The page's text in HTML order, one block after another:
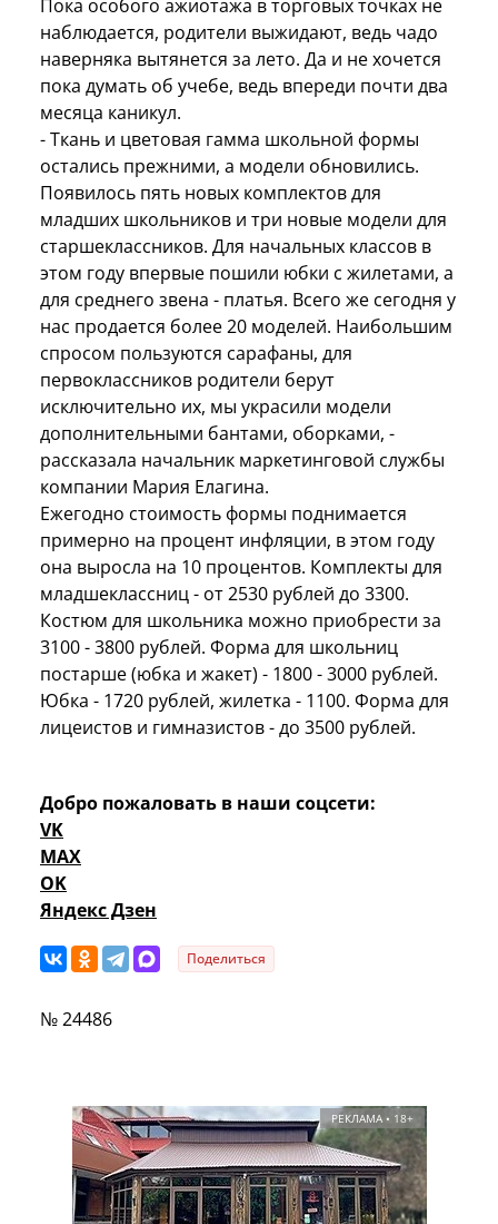
Пока особого ажиотажа в торговых точках не
наблюдается, родители выжидают, ведь чадо
наверняка вытянется за лето. Да и не хочется
пока думать об учебе, ведь впереди почти два
месяца каникул.
- Ткань и цветовая гамма школьной формы
остались прежними, а модели обновились.
Появилось пять новых комплектов для
младших школьников и три новые модели для
старшеклассников. Для начальных классов в
этом году впервые пошили юбки с жилетами, а
для среднего звена - платья. Всего же сегодня у
нас продается более 20 моделей. Наибольшим
спросом пользуются сарафаны, для
первоклассников родители берут
исключительно их, мы украсили модели
дополнительными бантами, оборками, -
рассказала начальник маркетинговой службы
компании Мария Елагина.
Ежегодно стоимость формы поднимается
примерно на процент инфляции, в этом году
она выросла на 10 процентов. Комплекты для
младшеклассниц - от 2530 рублей до 3300.
Костюм для школьника можно приобрести за
3100 - 3800 рублей. Форма для школьниц
постарше (юбка и жакет) - 1800 - 3000 рублей.
Юбка - 1720 рублей, жилетка - 1100. Форма для
лицеистов и гимназистов - до 3500 рублей.
Добро пожаловать в наши соцсети:
VK
MAX
OK
Яндекс Дзен
Поделиться
№ 24486
РЕКЛАМА • 18+